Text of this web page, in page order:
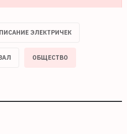
ЭЛЕКТРИЧЕК
ОБЩЕСТВО